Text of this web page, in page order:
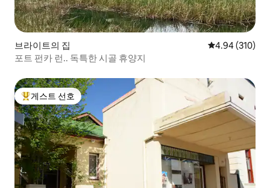
브라이트의 집 평점 4.94점(5
4.94 (310)
포트 펀카 런.. 독특한 시골 휴양지
상위 게스트 선호
게스트 선호